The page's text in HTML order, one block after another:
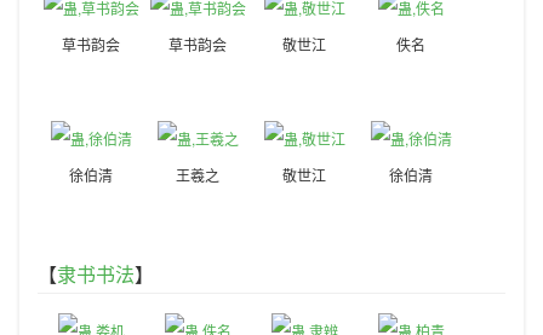
草书韵会 草书韵会 敬世江 佚名
徐伯清 王羲之 敬世江 徐伯清
【隶书书法】